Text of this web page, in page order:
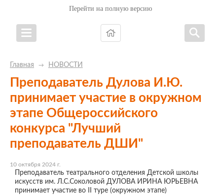
Перейти на полную версию
Главная → НОВОСТИ
Преподаватель Дулова И.Ю.
принимает участие в окружном
этапе Общероссийского
конкурса "Лучший
преподаватель ДШИ"
10 октября 2024 г.
Преподаватель театрального отделения Детской школы
искусств им. Л.С.Соколовой ДУЛОВА ИРИНА ЮРЬЕВНА
принимает участие во II туре (окружном этапе)